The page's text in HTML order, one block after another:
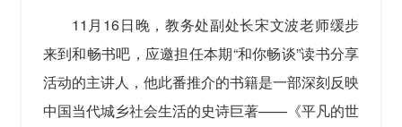
11月16日晚，教务处副处长宋文波老师缓步
来到和畅书吧，应邀担任本期“和你畅谈”读书分享
活动的主讲人，他此番推介的书籍是一部深刻反映
中国当代城乡社会生活的史诗巨著——《平凡的世